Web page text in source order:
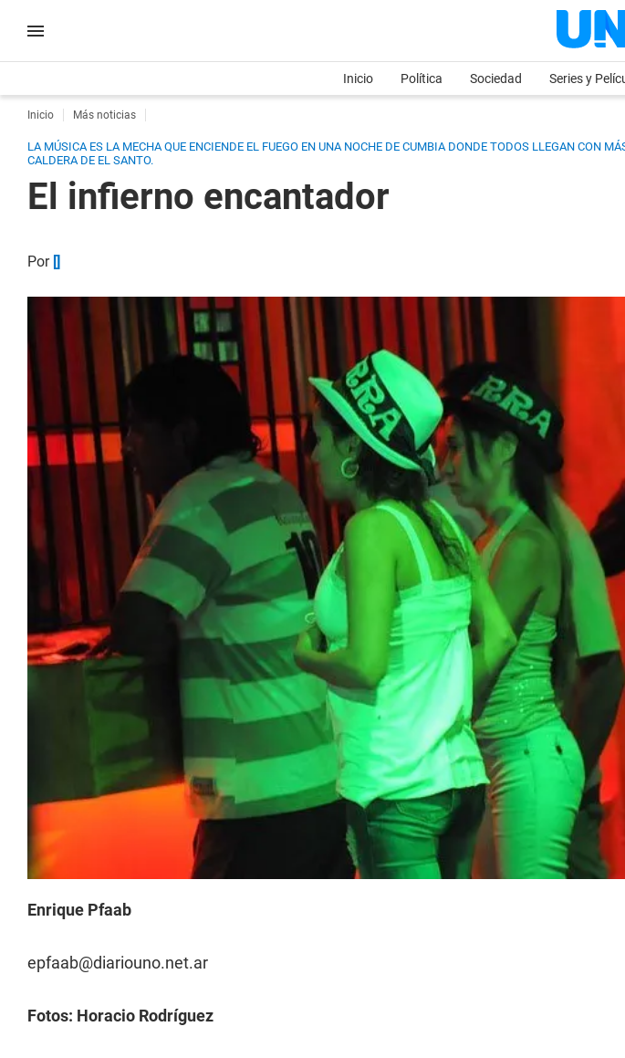
Inicio Política Sociedad Series y
Inicio Más noticias
LA MÚSICA ES LA MECHA QUE ENCIENDE EL FUEGO EN UNA NOCHE DE CUMBIA DONDE TODOS LLEGAN CON
CALDERA DE EL SANTO.
El infierno encantador
Por []
Enrique Pfaab
epfaab@diariouno.net.ar
Fotos: Horacio Rodríguez